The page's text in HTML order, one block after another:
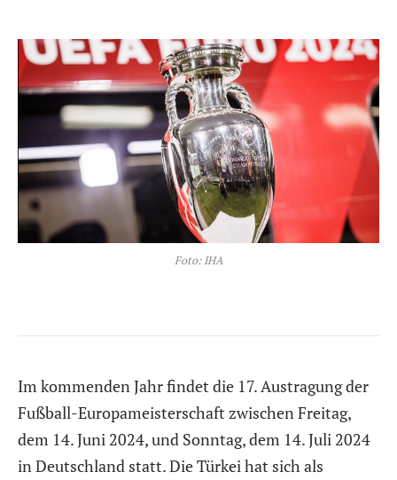
Foto: IHA
Im kommenden Jahr findet die 17. Austragung der
Fußball-Europameisterschaft zwischen Freitag,
dem 14. Juni 2024, und Sonntag, dem 14. Juli 2024
in Deutschland statt. Die Türkei hat sich als